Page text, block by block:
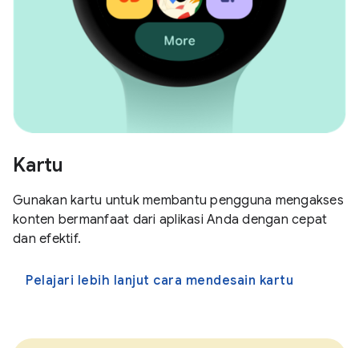
Kartu
Gunakan kartu untuk membantu pengguna mengakses
konten bermanfaat dari aplikasi Anda dengan cepat
dan efektif.
Pelajari lebih lanjut cara mendesain kartu